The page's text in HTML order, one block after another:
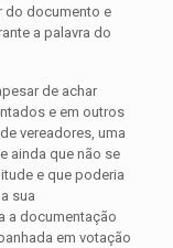
do documento e
a palavra do
de achar
e em outros
vereadores, uma
ainda que não se
e que poderia
sua
a documentação
em votação